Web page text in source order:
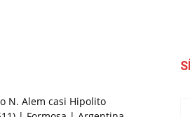
N. Alem casi Hipolito